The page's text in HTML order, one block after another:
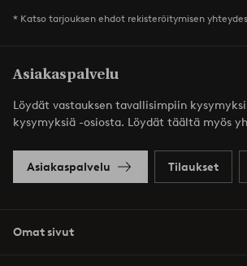
* Katso tarjouksen ehdot rekisteröitymisen
Asiakaspalvelu
Löydät vastauksen tavallisimpiin
kysymyksiä -osiosta. Löydät täältä myös
Asiakaspalvelu Tilaukset
Omat sivut